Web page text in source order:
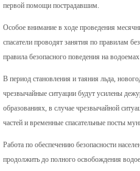
первой помощи пострадавшим.
Особое внимание в ходе проведения
спасатели проводят занятия по правилам
правила безопасного поведения на
В период становления и таяния льда,
чрезвычайные ситуации будут усилены
образованиях, в случае чрезвычайной
частей и временные спасательные посты
Работа по обеспечению безопасности
продолжить до полного освобождения